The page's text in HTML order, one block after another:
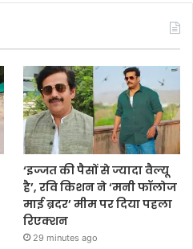
‘इज्जत की पैसों से ज्यादा वैल्यू
है’, रवि किशन ने ‘मनी फॉलोज
माई ब्रदर’ मीम पर दिया पहला
रिएक्शन
29 minutes ago